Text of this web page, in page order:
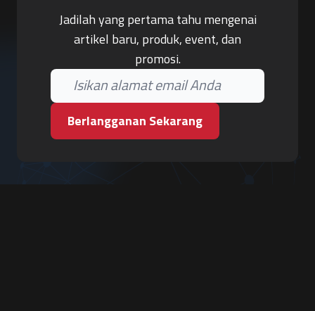
Jadilah yang pertama tahu mengenai
artikel baru, produk, event, dan
promosi.
Berlangganan Sekarang